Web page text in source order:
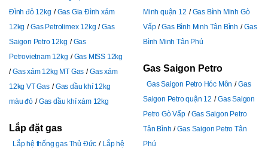
Đình đỏ 12kg
Gas Gia Đình xám
12kg
Gas Petrolimex 12kg
Gas
Saigon Petro 12kg
Gas
Petrovietnam 12kg
Gas MISS 12kg
Gas xám 12kg MT Gas
Gas xám
12kg VT Gas
Gas dầu khí 12kg
màu đỏ
Gas dầu khí xám 12kg
Lắp đặt gas
Lắp hệ thống gas Thủ Đức
Lắp hệ
Minh quận 12
Gas Bình Minh Gò
Vấp
Gas Bình Minh Tân Bình
Gas
Bình Minh Tân Phú
Gas Saigon Petro
Gas Saigon Petro Hóc Môn
Gas
Saigon Petro quận 12
Gas Saigon
Petro Gò Vấp
Gas Saigon Petro
Tân Bình
Gas Saigon Petro Tân
Phú